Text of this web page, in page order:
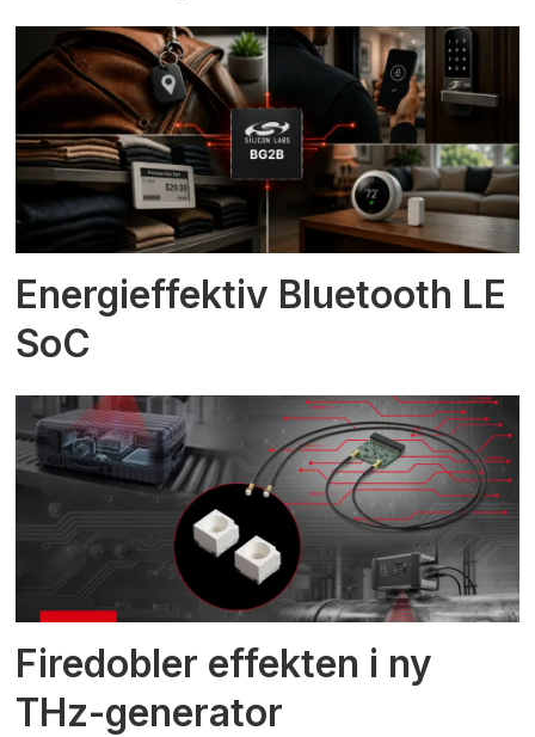
Energieffektiv Bluetooth LE
SoC
Firedobler effekten i ny
THz-generator